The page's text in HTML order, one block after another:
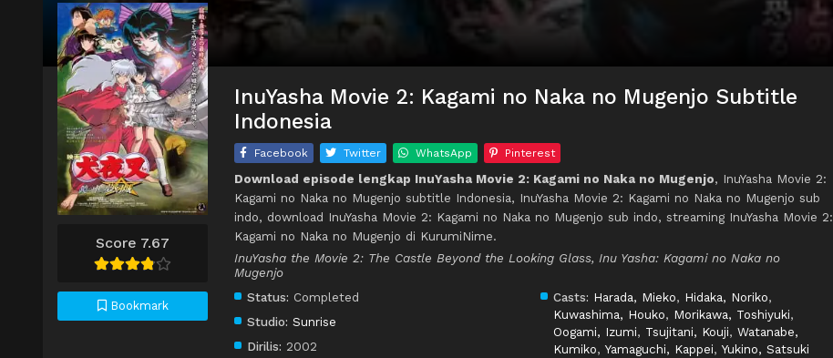
Score 7.67
Bookmark
InuYasha Movie 2: Kagami no Naka no Mugenjo Subtitle
Indonesia
Facebook Twitter WhatsApp Pinterest
Download episode lengkap InuYasha Movie 2: Kagami no Naka no Mugenjo, InuYasha Movie 2:
Kagami no Naka no Mugenjo subtitle Indonesia, InuYasha Movie 2: Kagami no Naka no Mugenjo sub
indo, download InuYasha Movie 2: Kagami no Naka no Mugenjo sub indo, streaming InuYasha Movie 2:
Kagami no Naka no Mugenjo di KurumiNime.
InuYasha the Movie 2: The Castle Beyond the Looking Glass, Inu Yasha: Kagami no Naka no
Mugenjo
Status: Completed
Studio: Sunrise
Dirilis: 2002
Casts: Harada, Mieko, Hidaka, Noriko,
Kuwashima, Houko, Morikawa, Toshiyuki,
Oogami, Izumi, Tsujitani, Kouji, Watanabe,
Kumiko, Yamaguchi, Kappei, Yukino, Satsuki